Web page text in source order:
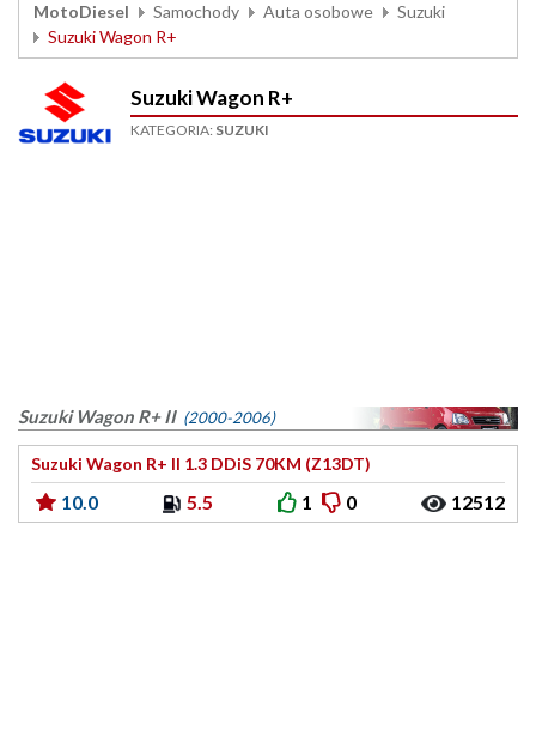
MotoDiesel Samochody Auta osobowe
Suzuki
Suzuki Wagon R+
Suzuki Wagon R+
KATEGORIA: SUZUKI
Suzuki Wagon R+ II (2000-2006)
Suzuki Wagon R+ II 1.3 DDiS 70KM (Z13DT)
10.0 5.5 1 0 12512